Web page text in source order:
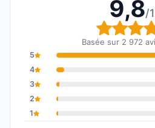
9,8/
Note
Basée sur 2 972
5
4
3
2
1